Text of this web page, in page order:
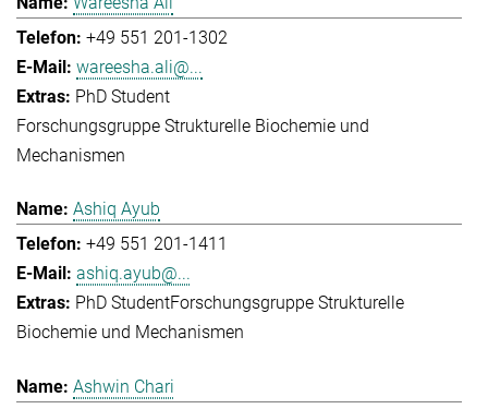
+49 551 201-1302
wareesha.ali@...
PhD Student
Forschungsgruppe Strukturelle Biochemie und
Mechanismen
Ashiq Ayub
+49 551 201-1411
ashiq.ayub@...
PhD StudentForschungsgruppe Strukturelle
Biochemie und Mechanismen
Ashwin Chari